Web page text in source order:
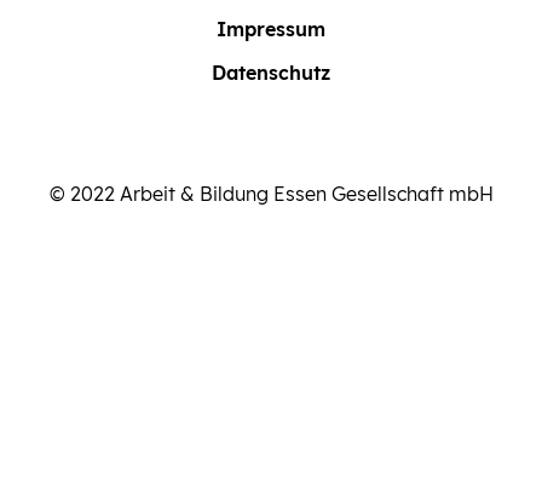
Impressum
Datenschutz
© 2022 Arbeit & Bildung Essen Gesellschaft mbH